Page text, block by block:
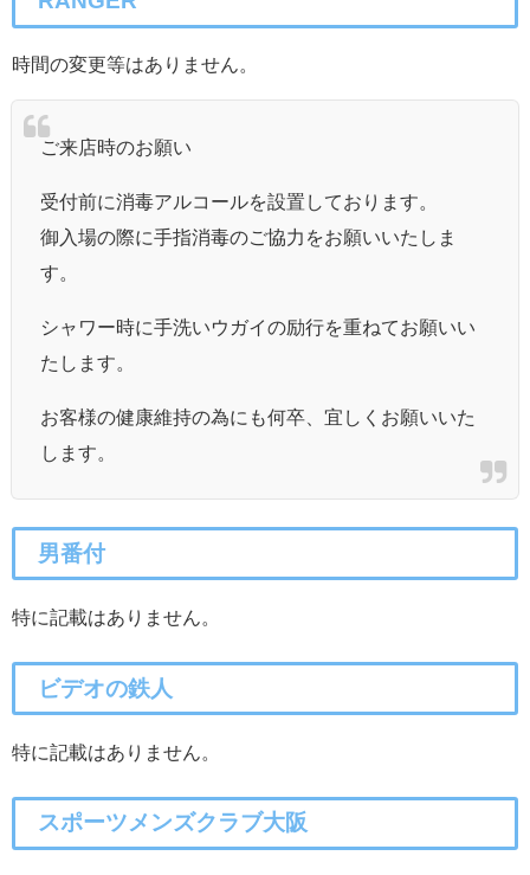
時間の変更等はありません。
ご来店時のお願い
受付前に消毒アルコールを設置しております。
御入場の際に手指消毒のご協力をお願いいたしま
す。
シャワー時に手洗いウガイの励行を重ねてお願いい
たします。
お客様の健康維持の為にも何卒、宜しくお願いいた
します。
男番付
特に記載はありません。
ビデオの鉄人
特に記載はありません。
スポーツメンズクラブ大阪